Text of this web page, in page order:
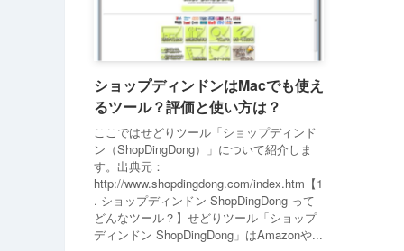
ショップディンドンはMacでも使え
るツール？評価と使い方は？
ここではせどりツール「ショップディンド
ン（ShopDingDong）」について紹介しま
す。出典元：
http://www.shopdingdong.com/index.htm【1
. ショップディンドン ShopDingDong って
どんなツール？】せどりツール「ショップ
ディンドン ShopDingDong」はAmazonや...